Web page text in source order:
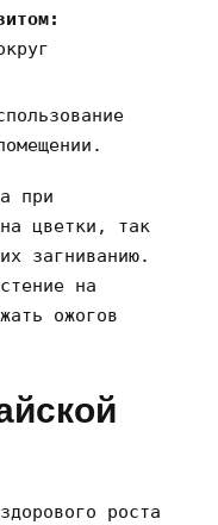
при
цветки‚ так
загниванию.
на
ожогов
роста